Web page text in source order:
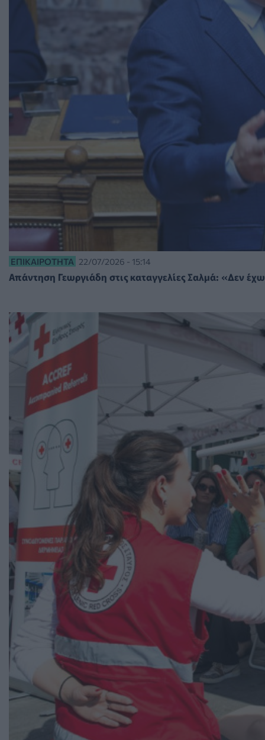
ΕΠΙΚΑΙΡΌΤΗΤΑ 22/07/2026 - 15:14
Απάντηση Γεωργιάδη στις καταγγελίες Σαλμά: «Δεν